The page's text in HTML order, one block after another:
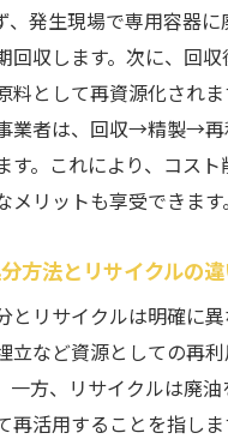
、発生現場で専用容器に
回収します。次に、回
料として再資源化され
業者は、回収→精製→再
す。これにより、コスト
メリットも享受できます。
方法とリサイクルの
とリサイクルは明確に
立など資源としての再
一方、リサイクルは廃
再活用することを指し